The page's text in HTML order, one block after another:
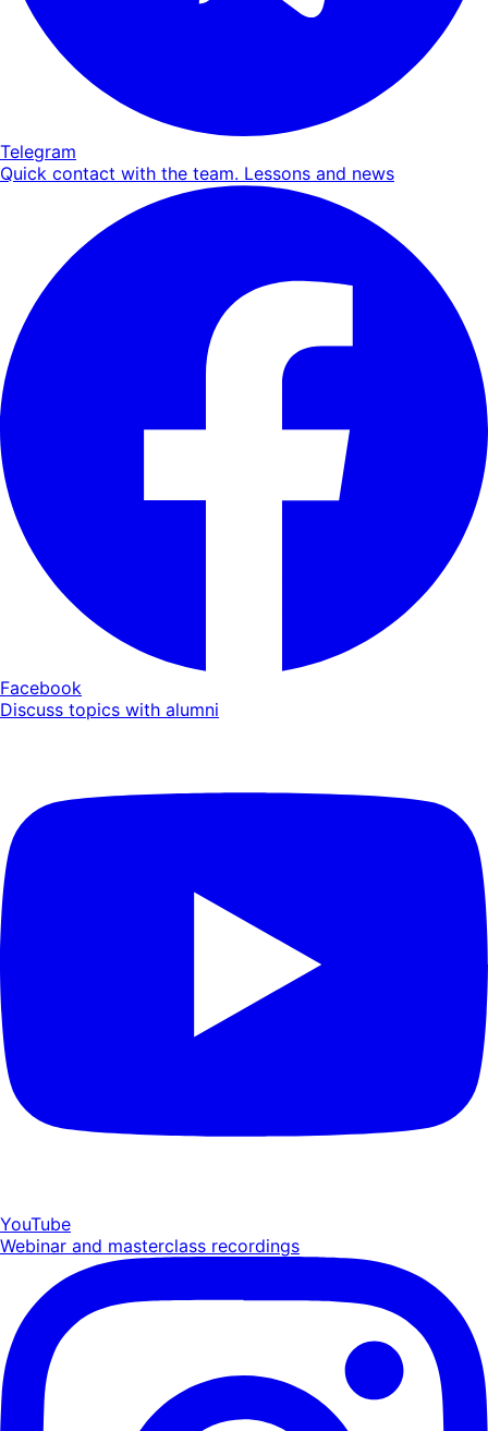
Telegram
Quick contact with the team. Lessons and news
Facebook
Discuss topics with alumni
YouTube
Webinar and masterclass recordings